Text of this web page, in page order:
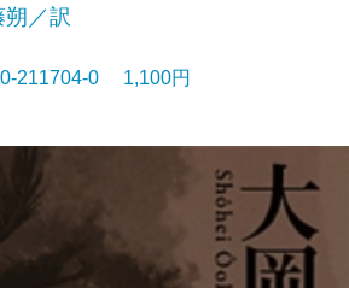
／訳
211704-0 1,100円